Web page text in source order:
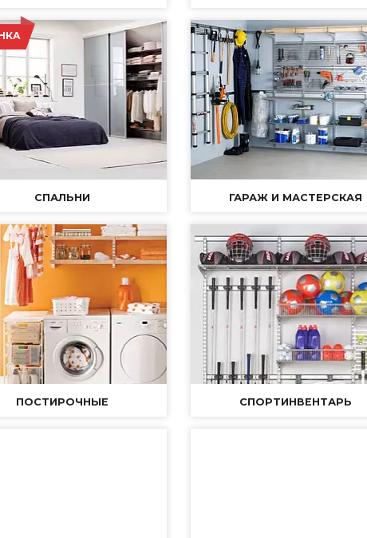
СПАЛЬНИ ГАРАЖ И МАСТЕРСКАЯ
ПОСТИРОЧНЫЕ CПОРТИНВЕНТАРЬ